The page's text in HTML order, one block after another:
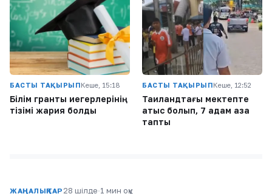
БАСТЫ ТАҚЫРЫПКеше, 15:18
Білім гранты иегерлерінің
тізімі жария болды
БАСТЫ ТАҚЫРЫПКеше, 12:52
Таиландтағы мектепте
атыс болып, 7 адам қаза
тапты
ЖАҢАЛЫҚТАР 28 шілде·1 мин оқу